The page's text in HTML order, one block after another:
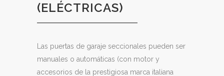
(ELÉCTRICAS)
Las puertas de garaje seccionales pueden ser
manuales o automáticas (con motor y
accesorios de la prestigiosa marca italiana